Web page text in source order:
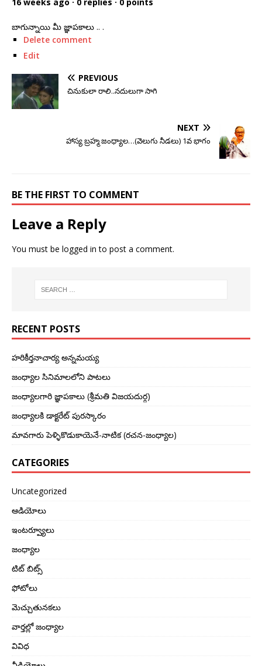
బాగున్నాయి మీ జ్ఞాపకాలు .. .
Delete comment
Edit
PREVIOUS
చినుకులా రాలి..నదులుగా సాగి
NEXT
హాస్య బ్రహ్మ జంధ్యాల…(వెలుగు నీడలు) 1వ భాగం
BE THE FIRST TO COMMENT
Leave a Reply
You must be logged in to post a comment.
RECENT POSTS
హరికీర్తనాచార్య అన్నమయ్య
జంధ్యాల సినిమాలలోని పాటలు
జంధ్యాలగారి జ్ఞాపకాలు (శ్రీమతి విజయదుర్గ)
జంధ్యాలకి డాక్టరేట్ పురస్కారం
మావగారు పెళ్ళికొడుకాయెనే-నాటిక (రచన-జంధ్యాల)
CATEGORIES
Uncategorized
ఆడియోలు
ఇంటర్వ్యూలు
జంధ్యాల
టిట్ బిట్స్
ఫోటోలు
మెచ్చుతునకలు
వార్తల్లో జంధ్యాల
వివిధ